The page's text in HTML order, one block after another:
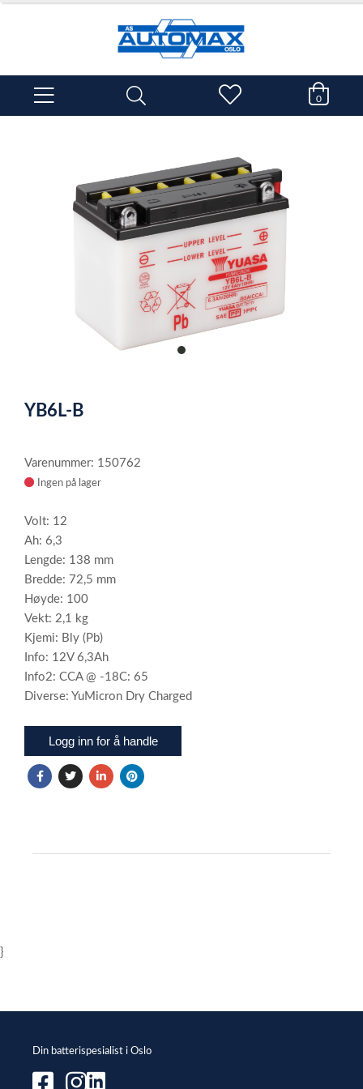
0
item
of
YB6L-B
Varenummer: 150762
Ingen på lager
Volt: 12
Ah: 6,3
Lengde: 138 mm
Bredde: 72,5 mm
Høyde: 100
Vekt: 2,1 kg
Kjemi: Bly (Pb)
Info: 12V 6,3Ah
Info2: CCA @ -18C: 65
Diverse: YuMicron Dry Charged
Logg inn for å handle
}
Din batterispesialist i Oslo